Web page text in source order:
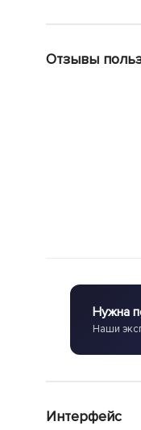
Отзывы
Нужна
Наши
Интерфейс